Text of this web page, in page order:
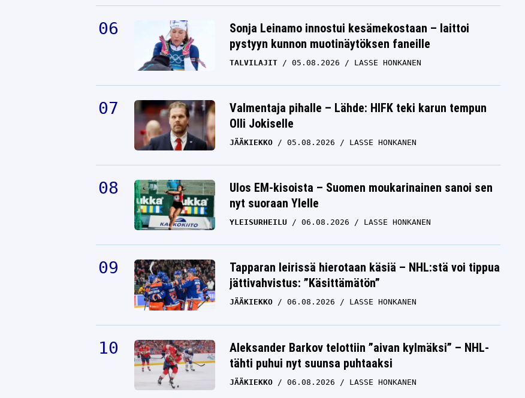
Sonja Leinamo innostui kesämekostaan – laittoi
pystyyn kunnon muotinäytöksen faneille
TALVILAJIT 05.08.2026 LASSE HONKANEN
Valmentaja pihalle – Lähde: HIFK teki karun tempun
Olli Jokiselle
JÄÄKIEKKO 05.08.2026 LASSE HONKANEN
Ulos EM-kisoista – Suomen moukarinainen sanoi sen
nyt suoraan Ylelle
YLEISURHEILU 06.08.2026 LASSE HONKANEN
Tapparan leirissä hierotaan käsiä – NHL:stä voi tippua
jättivahvistus: ”Käsittämätön”
JÄÄKIEKKO 06.08.2026 LASSE HONKANEN
Aleksander Barkov telottiin ”aivan kylmäksi” – NHL-
tähti puhui nyt suunsa puhtaaksi
JÄÄKIEKKO 06.08.2026 LASSE HONKANEN